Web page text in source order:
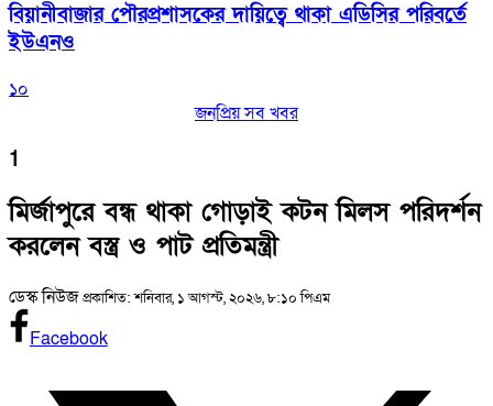
বিয়ানীবাজার পৌরপ্রশাসকের দায়িত্বে থাকা এডিসির পরিবর্তে
ইউএনও
১০
জনপ্রিয় সব খবর
1
মির্জাপুরে বন্ধ থাকা গোড়াই কটন মিলস পরিদর্শন
করলেন বস্ত্র ও পাট প্রতিমন্ত্রী
ডেস্ক নিউজপ্রকাশিত: শনিবার, ১ আগস্ট, ২০২৬, ৮:১০ পিএম
Facebook